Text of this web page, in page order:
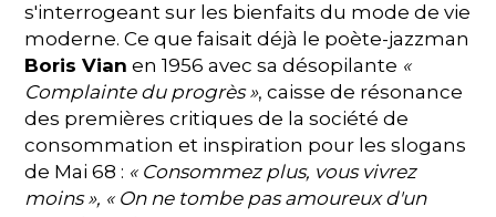
s'interrogeant sur les bienfaits du mode de vie
moderne. Ce que faisait déjà le poète-jazzman
Boris Vian en 1956 avec sa désopilante «
Complainte du progrès », caisse de résonance
des premières critiques de la société de
consommation et inspiration pour les slogans
de Mai 68 : « Consommez plus, vous vivrez
moins », « On ne tombe pas amoureux d'un